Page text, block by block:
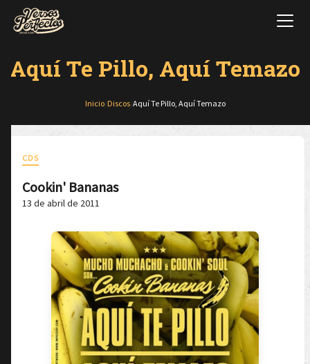
Aquí Te Pillo, Aquí Temazo
Inicio/ Discos/ Aquí Te Pillo, Aquí Temazo
CDS
Cookin' Bananas
13 de abril de 2011